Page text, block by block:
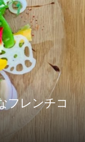
フレンチコ